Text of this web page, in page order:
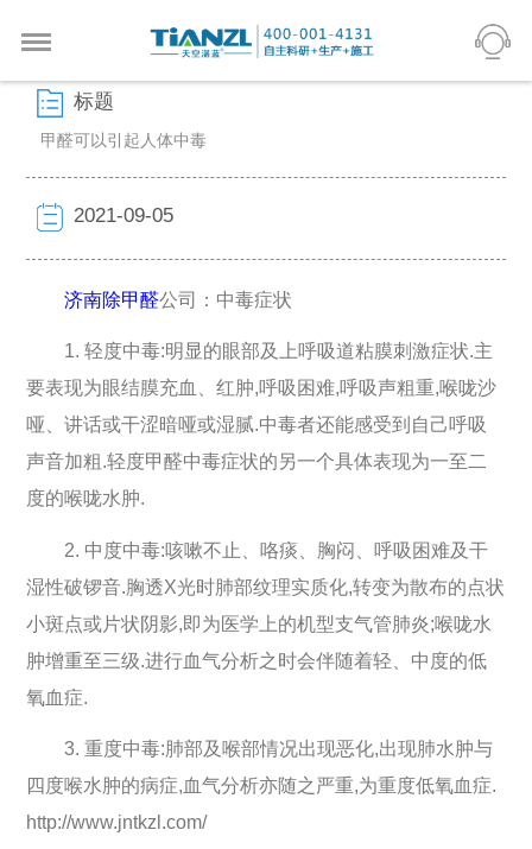
标题
甲醛可以引起人体中毒
2021-09-05
济南除甲醛公司：中毒症状
1. 轻度中毒:明显的眼部及上呼吸道粘膜刺激症状.主
要表现为眼结膜充血、红肿,呼吸困难,呼吸声粗重,喉咙沙
哑、讲话或干涩暗哑或湿腻.中毒者还能感受到自己呼吸
声音加粗.轻度甲醛中毒症状的另一个具体表现为一至二
度的喉咙水肿.
2. 中度中毒:咳嗽不止、咯痰、胸闷、呼吸困难及干
湿性破锣音.胸透X光时肺部纹理实质化,转变为散布的点状
小斑点或片状阴影,即为医学上的机型支气管肺炎;喉咙水
肿增重至三级.进行血气分析之时会伴随着轻、中度的低
氧血症.
3. 重度中毒:肺部及喉部情况出现恶化,出现肺水肿与
四度喉水肿的病症,血气分析亦随之严重,为重度低氧血症.
http://www.jntkzl.com/